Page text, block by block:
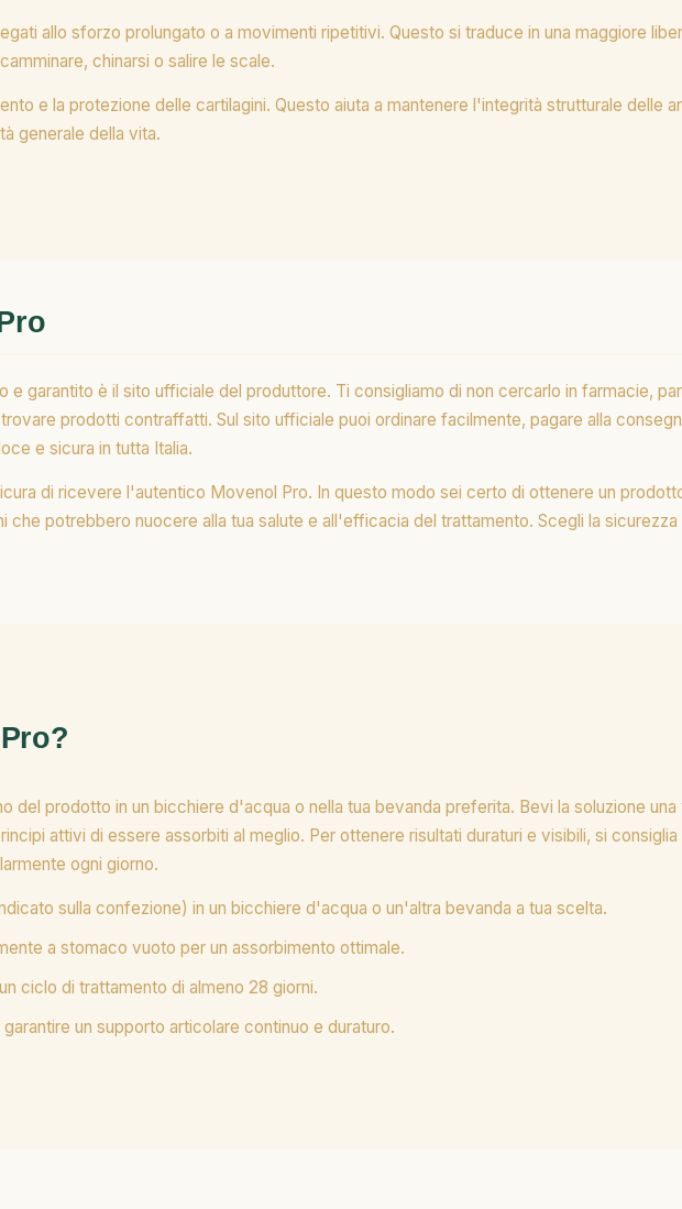
allo sforzo prolungato o a movimenti ripetitivi. Questo si traduce in una maggiore
chinarsi o salire le scale.
e la protezione delle cartilagini. Questo aiuta a mantenere l'integrità strutturale delle
generale della vita.
garantito è il sito ufficiale del produttore. Ti consigliamo di non cercarlo in farmacie,
prodotti contraffatti. Sul sito ufficiale puoi ordinare facilmente, pagare alla
e sicura in tutta Italia.
di ricevere l'autentico Movenol Pro. In questo modo sei certo di ottenere un
potrebbero nuocere alla tua salute e all'efficacia del trattamento. Scegli la sicurezza
del prodotto in un bicchiere d'acqua o nella tua bevanda preferita. Bevi la soluzione una
attivi di essere assorbiti al meglio. Per ottenere risultati duraturi e visibili, si consiglia
ogni giorno.
sulla confezione) in un bicchiere d'acqua o un'altra bevanda a tua scelta.
a stomaco vuoto per un assorbimento ottimale.
ciclo di trattamento di almeno 28 giorni.
un supporto articolare continuo e duraturo.